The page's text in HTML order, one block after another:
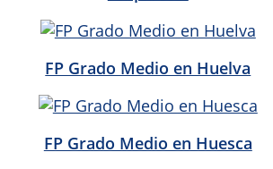
FP Grado Medio en Huelva
FP Grado Medio en Huesca